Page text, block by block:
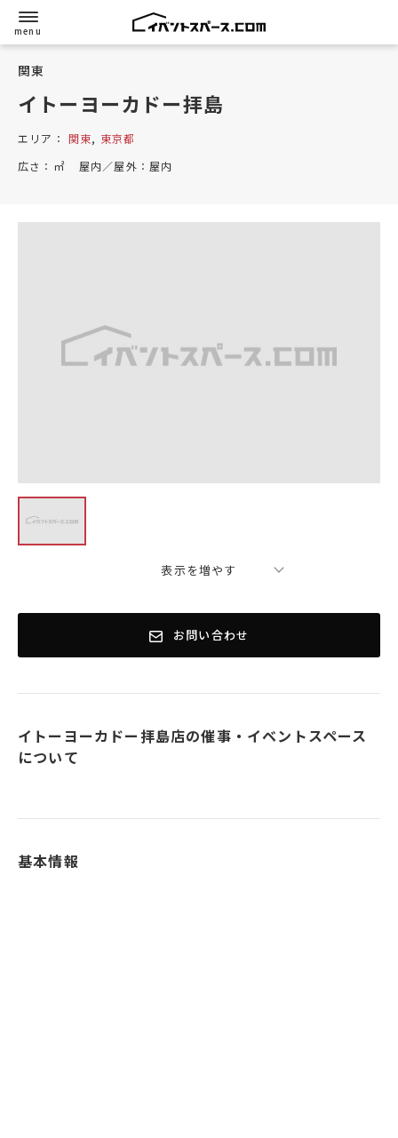
関東
イトーヨーカドー拝島
エリア： 関東, 東京都
広さ： ㎡ 屋内／屋外： 屋内
表示を増やす
お問い合わせ
イトーヨーカドー拝島店の催事・イベントスペース
について
基本情報